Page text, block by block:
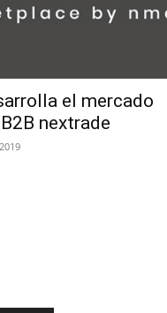
el mercado
nextrade